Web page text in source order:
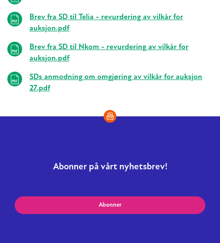
Brev fra SD til Telia - revurdering av vilkår for
auksjon.pdf
Brev fra SD til Nkom - revurdering av vilkår for
auksjon.pdf
SDs anmodning om omgjøring av vilkår for auksjon
27.pdf
Abonner på vårt nyhetsbrev!
Abonner